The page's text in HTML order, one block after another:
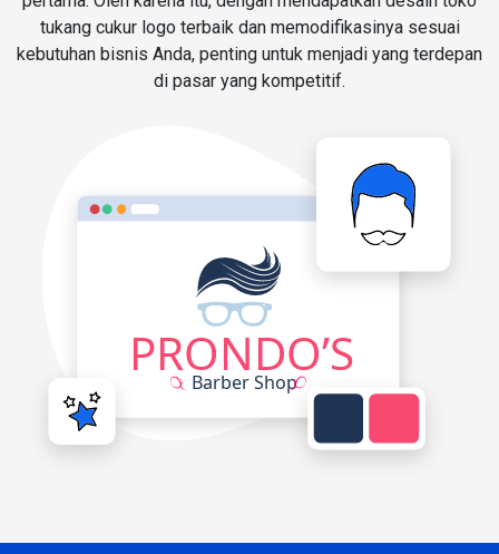
tukang cukur logo terbaik dan memodifikasinya sesuai
kebutuhan bisnis Anda, penting untuk menjadi yang terdepan
di pasar yang kompetitif.